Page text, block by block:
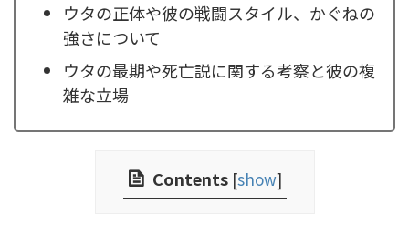
ウタの正体や彼の戦闘スタイル、かぐねの
強さについて
ウタの最期や死亡説に関する考察と彼の複
雑な立場
Contents [show]